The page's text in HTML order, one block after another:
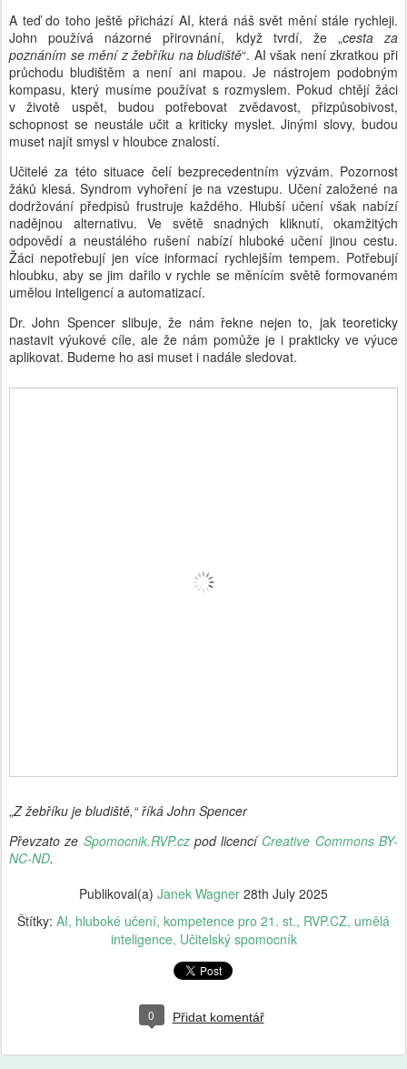
A teď do toho ještě přichází AI, která náš svět mění stále rychleji.
John používá názorné přirovnání, když tvrdí, že „cesta za
poznáním se mění z žebříku na bludiště“. AI však není zkratkou při
průchodu bludištěm a není ani mapou. Je nástrojem podobným
kompasu, který musíme používat s rozmyslem. Pokud chtějí žáci
v životě uspět, budou potřebovat zvědavost, přizpůsobivost,
schopnost se neustále učit a kriticky myslet. Jinými slovy, budou
muset najít smysl v hloubce znalostí.
Učitelé za této situace čelí bezprecedentním výzvám. Pozornost
žáků klesá. Syndrom vyhoření je na vzestupu. Učení založené na
dodržování předpisů frustruje každého. Hlubší učení však nabízí
nadějnou alternativu. Ve světě snadných kliknutí, okamžitých
odpovědí a neustálého rušení nabízí hluboké učení jinou cestu.
Žáci nepotřebují jen více informací rychlejším tempem. Potřebují
hloubku, aby se jim dařilo v rychle se měnícím světě formovaném
umělou inteligencí a automatizací.
Dr. John Spencer slibuje, že nám řekne nejen to, jak teoreticky
nastavit výukové cíle, ale že nám pomůže je i prakticky ve výuce
aplikovat. Budeme ho asi muset i nadále sledovat.
„Z žebříku je bludiště,“ říká John Spencer
Převzato ze Spomocnik.RVP.czpod licencí Creative Commons BY-
NC-ND.
Publikoval(a) Janek Wagner 28th July 2025
Štítky: AI hluboké učení kompetence pro 21. st. RVP.CZ umělá
inteligence Učitelský spomocník
0 Přidat komentář